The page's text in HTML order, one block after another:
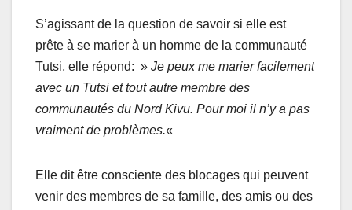
S’agissant de la question de savoir si elle est
prête à se marier à un homme de la communauté
Tutsi, elle répond: » Je peux me marier facilement
avec un Tutsi et tout autre membre des
communautés du Nord Kivu. Pour moi il n’y a pas
vraiment de problèmes.«
Elle dit être consciente des blocages qui peuvent
venir des membres de sa famille, des amis ou des